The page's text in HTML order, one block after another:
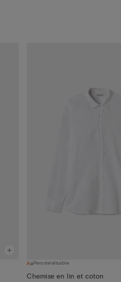
Personnalisable
Chemise en lin et coton